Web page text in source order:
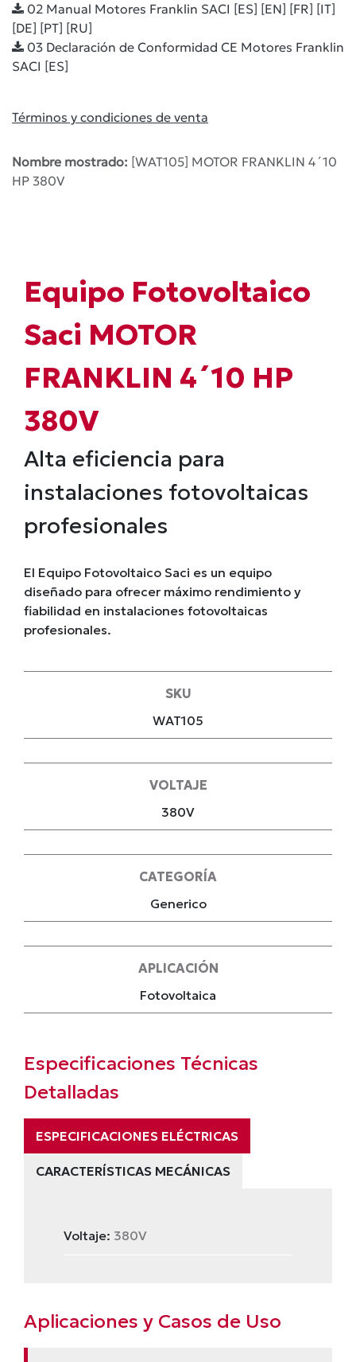
02 Manual Motores Franklin SACI [ES] [EN] [FR] [IT]
[DE] [PT] [RU]
03 Declaración de Conformidad CE Motores Franklin
SACI [ES]
Términos y condiciones de venta
Nombre mostrado: [WAT105] MOTOR FRANKLIN 4´10
HP 380V
Equipo Fotovoltaico
Saci MOTOR
FRANKLIN 4´10 HP
380V
Alta eficiencia para
instalaciones fotovoltaicas
profesionales
El Equipo Fotovoltaico Saci es un equipo
diseñado para ofrecer máximo rendimiento y
fiabilidad en instalaciones fotovoltaicas
profesionales.
SKU
WAT105
VOLTAJE
380V
CATEGORÍA
Generico
APLICACIÓN
Fotovoltaica
Especificaciones Técnicas
Detalladas
ESPECIFICACIONES ELÉCTRICAS
CARACTERÍSTICAS MECÁNICAS
Voltaje: 380V
Aplicaciones y Casos de Uso